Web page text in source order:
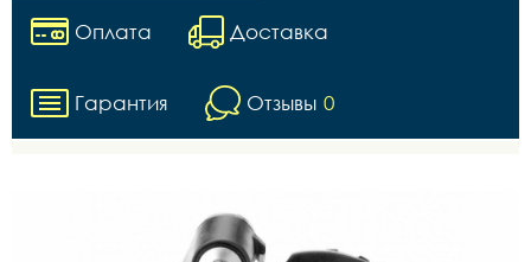
Оплата Доставка
Гарантия Отзывы 0